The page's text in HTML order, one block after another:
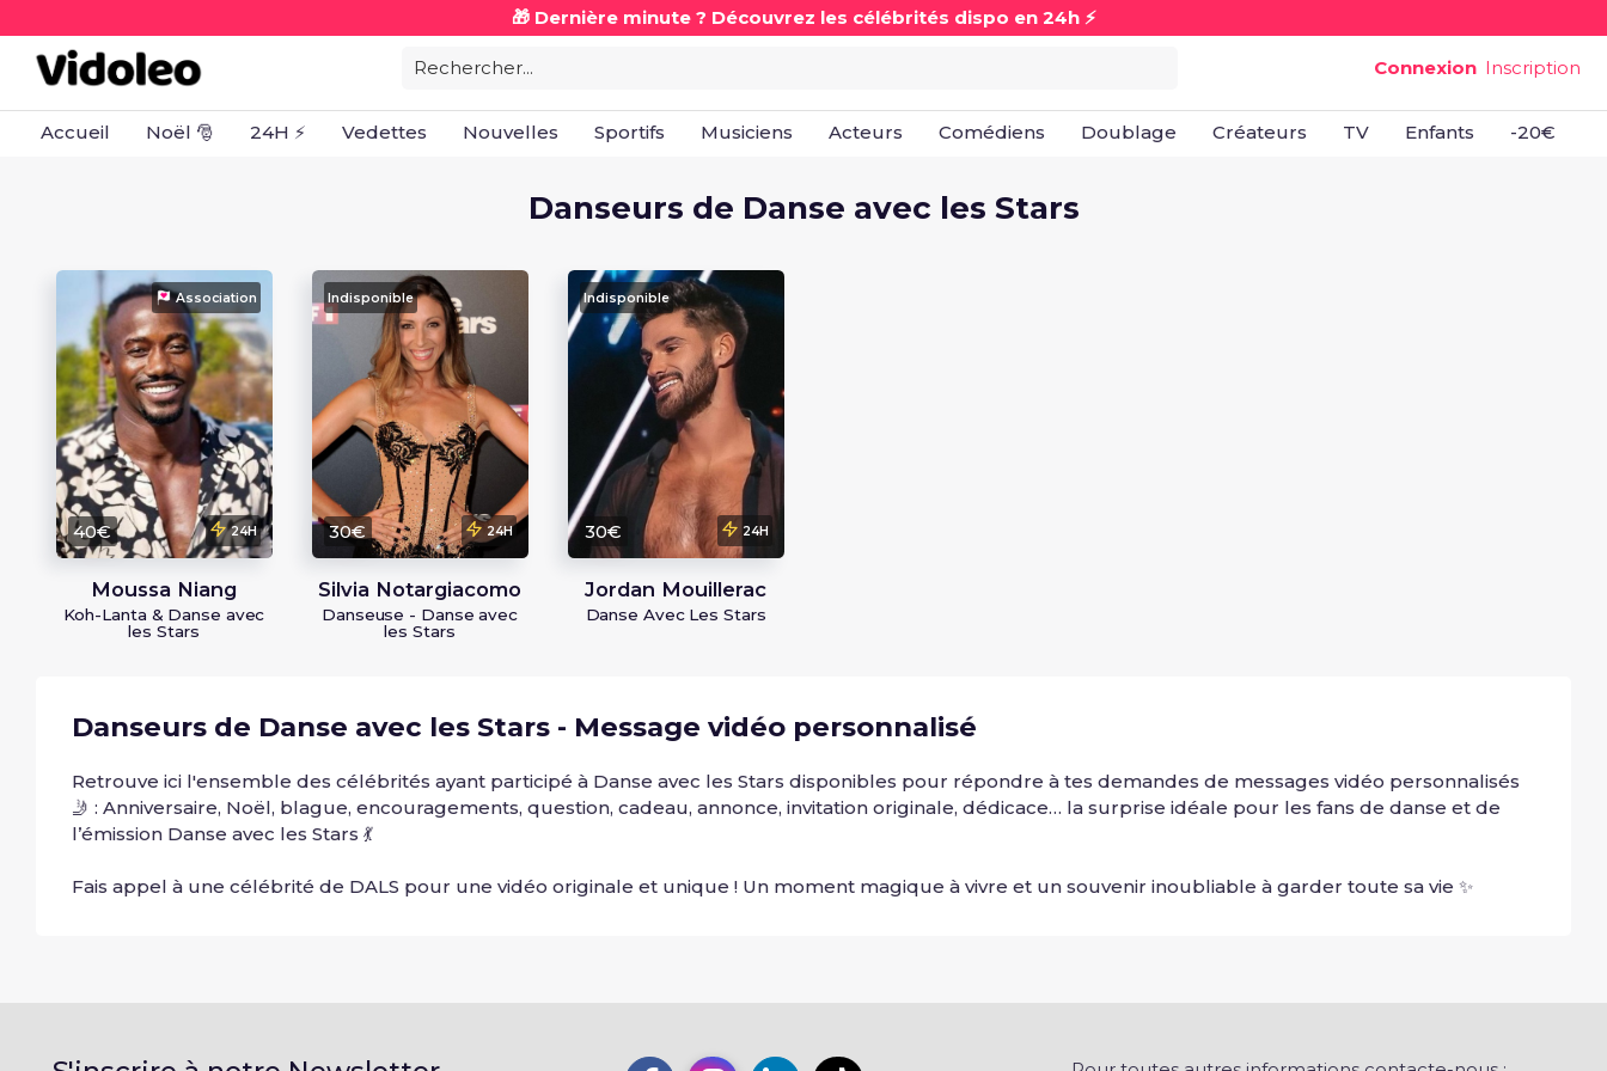
🎁 Dernière minute ? Découvrez les célébrités dispo en 24h ⚡
Rechercher... Connexion Inscription
Accueil Noël 🎅 24H ⚡ Vedettes Nouvelles Sportifs Musiciens Acteurs Comédiens Doublage Créateurs TV Enfants -20€
Danseurs de Danse avec les Stars
Association
24H
40€
Moussa Niang
Koh-Lanta & Danse avec
les Stars
Indisponible
24H
30€
Silvia Notargiacomo
Danseuse - Danse avec
les Stars
Indisponible
24H
30€
Jordan Mouillerac
Danse Avec Les Stars
Danseurs de Danse avec les Stars - Message vidéo personnalisé
Retrouve ici l'ensemble des célébrités ayant participé à Danse avec les Stars disponibles pour répondre à tes demandes de messages vidéo personnalisés
🤳 : Anniversaire, Noël, blague, encouragements, question, cadeau, annonce, invitation originale, dédicace… la surprise idéale pour les fans de danse et de
l’émission Danse avec les Stars 💃
Fais appel à une célébrité de DALS pour une vidéo originale et unique ! Un moment magique à vivre et un souvenir inoubliable à garder toute sa vie ✨